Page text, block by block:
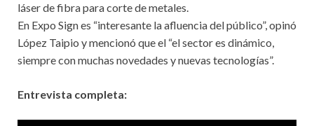
láser de fibra para corte de metales.
En Expo Sign es “interesante la afluencia del público”, opinó
López Taipio y mencionó que el “el sector es dinámico,
siempre con muchas novedades y nuevas tecnologías”.
Entrevista completa: